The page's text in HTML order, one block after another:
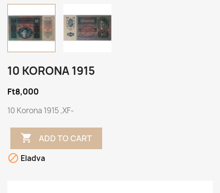
10 KORONA 1915
Ft8,000
10 Korona 1915 ,XF-
 ADD TO CART
 Eladva